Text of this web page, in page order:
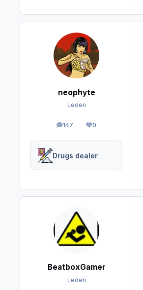
neophyte
Leden
147
berichten0
Reputation
Drugs dealer
BeatboxGamer
Leden